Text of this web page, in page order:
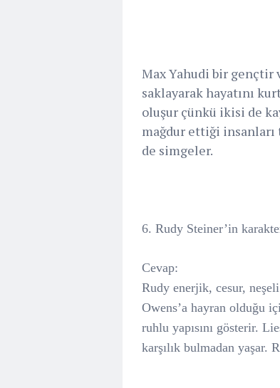
Max Yahudi bir gençtir
saklayarak hayatını
oluşur çünkü ikisi de
mağdur ettiği insanları
de simgeler.
6. Rudy Steiner’in
Cevap:
Rudy enerjik, cesur, neşeli
Owens’a hayran olduğu
ruhlu yapısını gösterir.
karşılık bulmadan yaşar.